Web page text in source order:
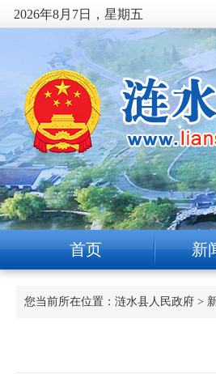
2026年8月7日，星期五
首页 新
您当前所在位置： 涟水县人民政府 >